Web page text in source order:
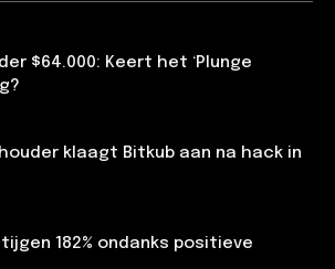
$64.000: Keert het ‘Plunge
klaagt Bitkub aan na hack in
182% ondanks positieve